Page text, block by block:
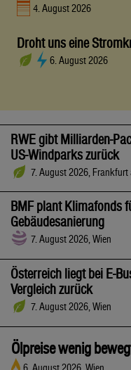
4. August 2026
Droht uns eine
6. August 2026
RWE gibt Milliarden-
US-Windparks zurück
7. August 2026, Frankfurt
BMF plant Klimafonds
Gebäudesanierung
7. August 2026, Wien
Österreich liegt bei E-
Vergleich zurück
7. August 2026, Wien
Ölpreise wenig